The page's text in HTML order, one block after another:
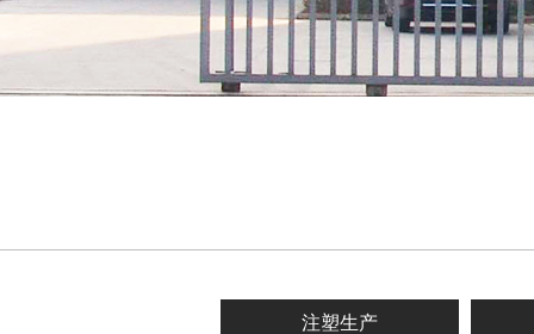
注塑生产
周一至周日
8:00 - 18:00
2545819506